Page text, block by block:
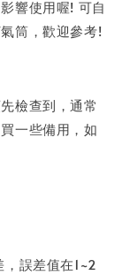
響使用喔! 可自
筒，歡迎參考!
檢查到，通常
一些備用，如
誤差值在1~2